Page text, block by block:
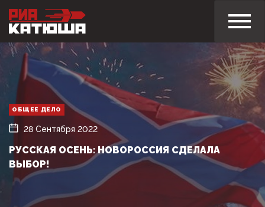
ОБЩЕЕ ДЕЛО
28 Сентября 2022
РУССКАЯ ОСЕНЬ: НОВОРОССИЯ СДЕЛАЛА
ВЫБОР!